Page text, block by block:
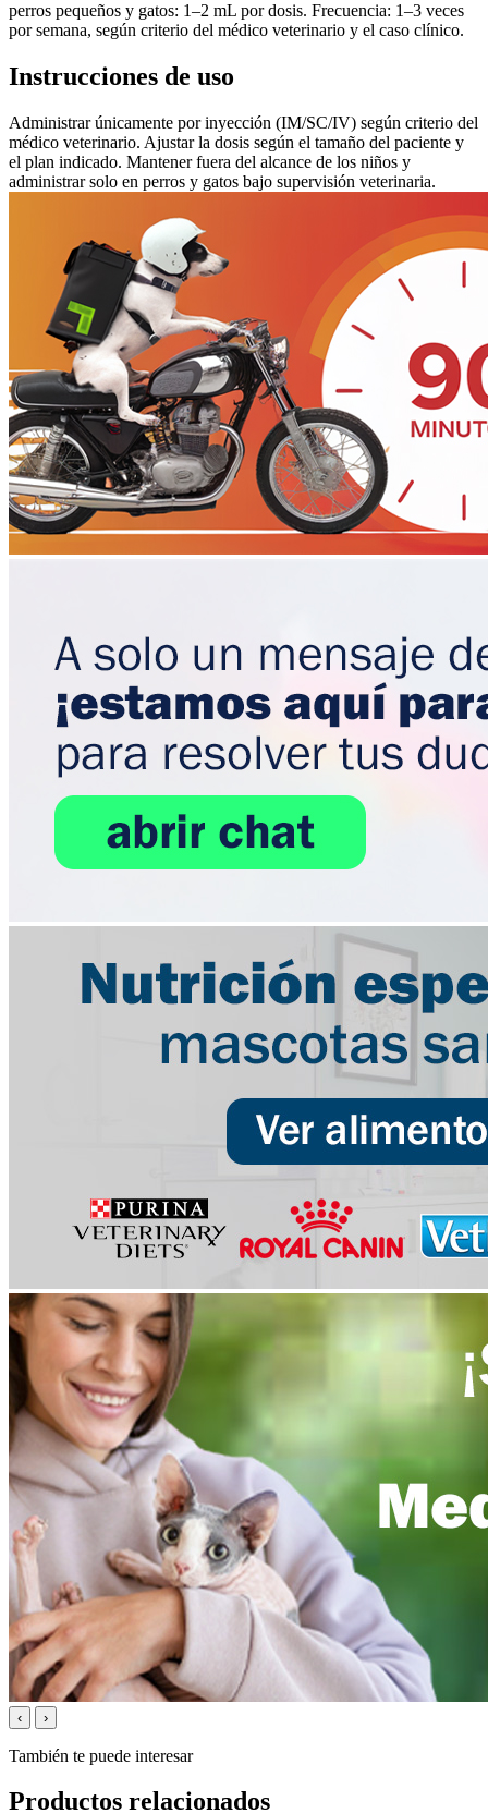
perros pequeños y gatos: 1–2 mL por dosis. Frecuencia: 1–3 veces
por semana, según criterio del médico veterinario y el caso clínico.
Instrucciones de uso
Administrar únicamente por inyección (IM/SC/IV) según criterio del
médico veterinario. Ajustar la dosis según el tamaño del paciente y
el plan indicado. Mantener fuera del alcance de los niños y
administrar solo en perros y gatos bajo supervisión veterinaria.
‹ ›
También te puede interesar
Productos relacionados